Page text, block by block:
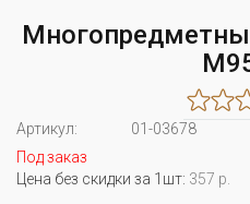
Артикул:
01-03678
Под заказ
Цена без скидки за 1шт: 357 р.